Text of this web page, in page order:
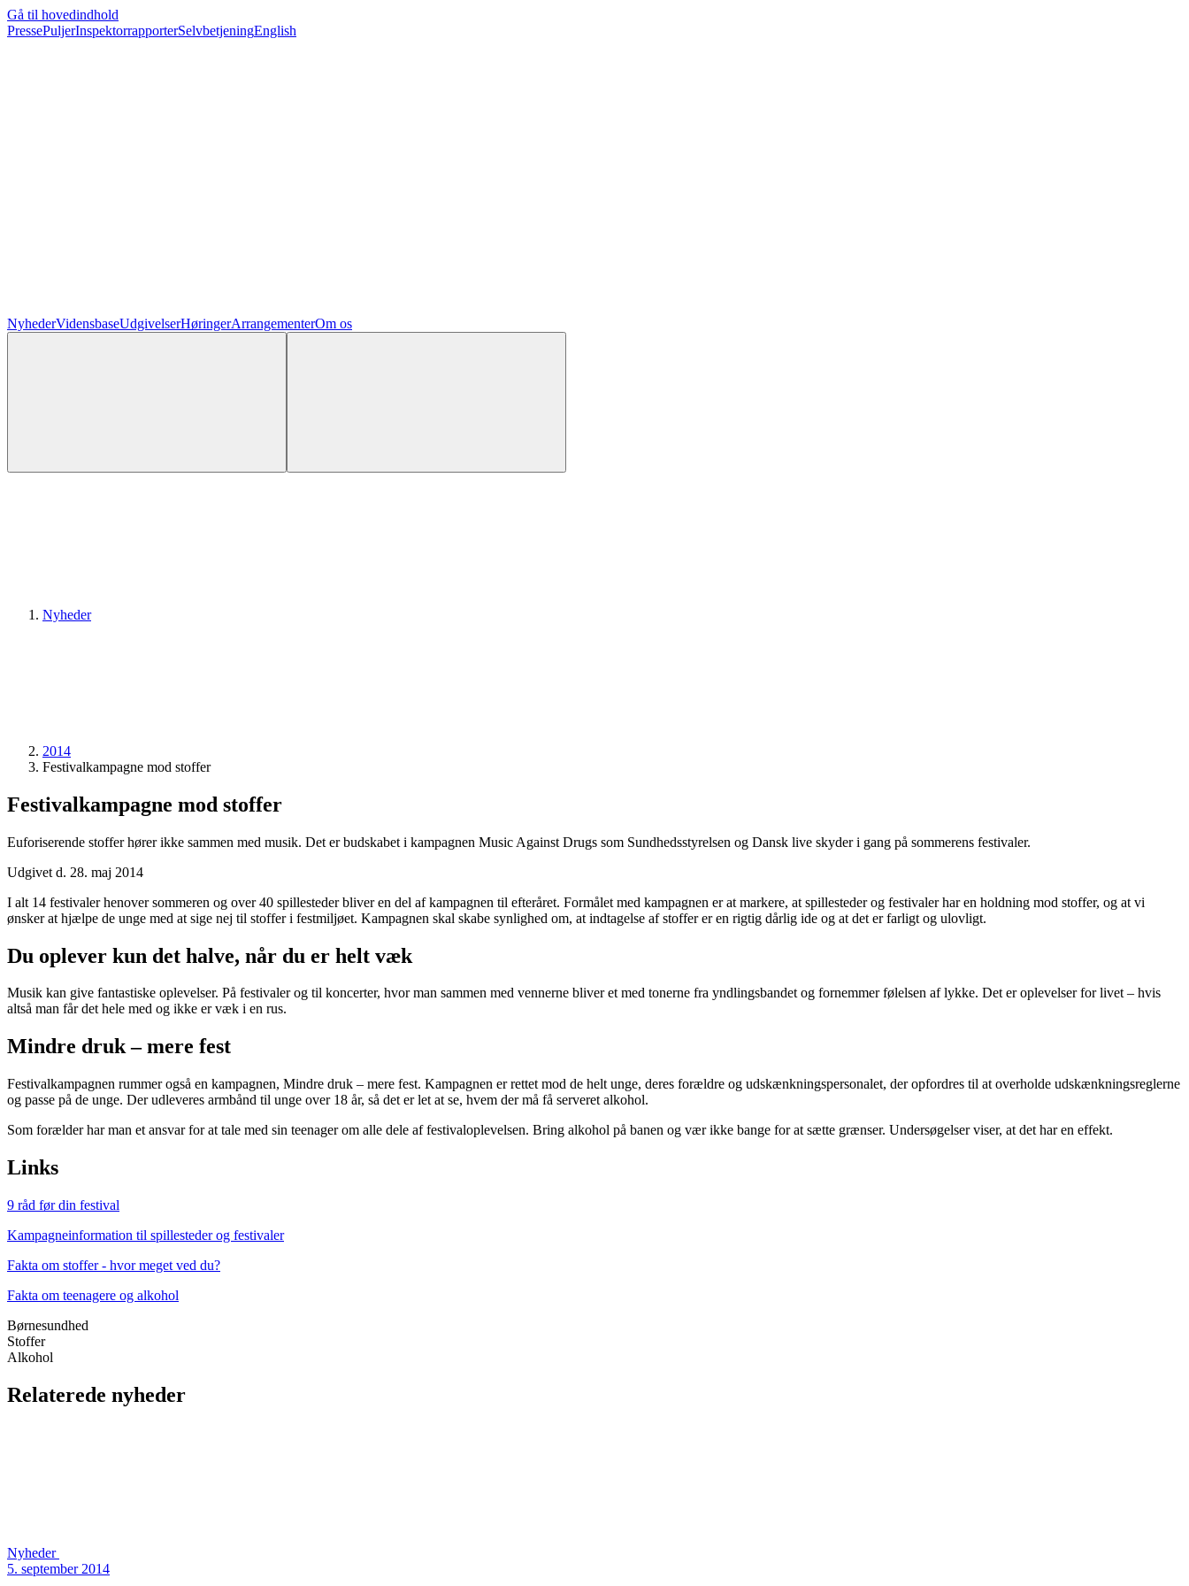
Gå til hovedindhold
PressePuljerInspektorrapporterSelvbetjeningEnglish
NyhederVidensbaseUdgivelserHøringerArrangementerOm os
Nyheder
2014
Festivalkampagne mod stoffer
Festivalkampagne mod stoffer
Euforiserende stoffer hører ikke sammen med musik. Det er budskabet i kampagnen Music Against Drugs som Sundhedsstyrelsen og Dansk live skyder i gang på sommerens festivaler.
Udgivet d. 28. maj 2014
I alt 14 festivaler henover sommeren og over 40 spillesteder bliver en del af kampagnen til efteråret. Formålet med kampagnen er at markere, at spillesteder og festivaler har en holdning mod stoffer, og at vi
ønsker at hjælpe de unge med at sige nej til stoffer i festmiljøet. Kampagnen skal skabe synlighed om, at indtagelse af stoffer er en rigtig dårlig ide og at det er farligt og ulovligt.
Du oplever kun det halve, når du er helt væk
Musik kan give fantastiske oplevelser. På festivaler og til koncerter, hvor man sammen med vennerne bliver et med tonerne fra yndlingsbandet og fornemmer følelsen af lykke. Det er oplevelser for livet – hvis
altså man får det hele med og ikke er væk i en rus.
Mindre druk – mere fest
Festivalkampagnen rummer også en kampagnen, Mindre druk – mere fest. Kampagnen er rettet mod de helt unge, deres forældre og udskænkningspersonalet, der opfordres til at overholde udskænkningsreglerne
og passe på de unge. Der udleveres armbånd til unge over 18 år, så det er let at se, hvem der må få serveret alkohol.
Som forælder har man et ansvar for at tale med sin teenager om alle dele af festivaloplevelsen. Bring alkohol på banen og vær ikke bange for at sætte grænser. Undersøgelser viser, at det har en effekt.
Links
9 råd før din festival
Kampagneinformation til spillesteder og festivaler
Fakta om stoffer - hvor meget ved du?
Fakta om teenagere og alkohol
Børnesundhed
Stoffer
Alkohol
Relaterede nyheder
Nyheder
5. september 2014